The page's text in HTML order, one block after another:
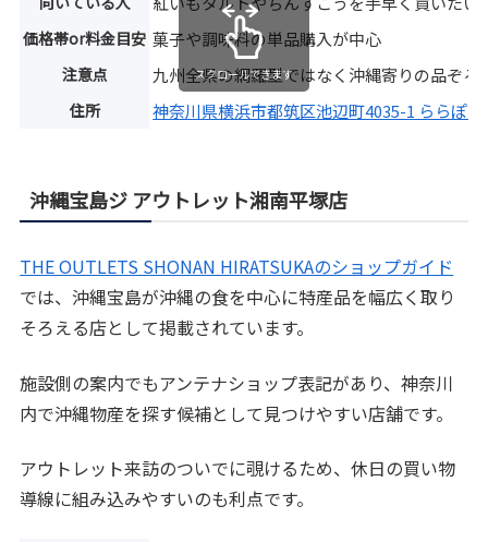
価格帯or料金目安 菓子や調味料の単品購入が中心
注意点 九州全県の網羅型ではなく沖縄寄りの品ぞろ
住所 神奈川県横浜市都筑区池辺町4035-1 ららぽ
スクロールできます
沖縄宝島ジ アウトレット湘南平塚店
THE OUTLETS SHONAN HIRATSUKAのショップガイド
では、沖縄宝島が沖縄の食を中心に特産品を幅広く取り
そろえる店として掲載されています。
施設側の案内でもアンテナショップ表記があり、神奈川
内で沖縄物産を探す候補として見つけやすい店舗です。
アウトレット来訪のついでに覗けるため、休日の買い物
導線に組み込みやすいのも利点です。